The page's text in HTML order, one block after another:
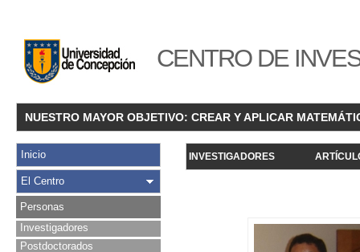
CENTRO DE
NUESTRO MAYOR OBJETIVO: CREAR Y APLICAR
Inicio
El Centro
Personas
Investigadores
Postdoctorados
INVESTIGADORES